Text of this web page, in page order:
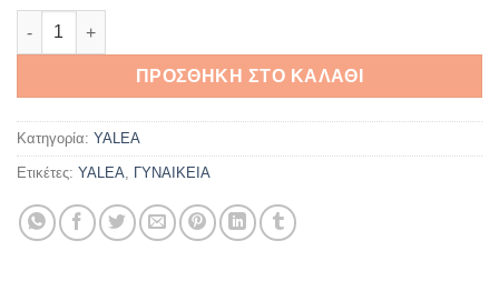
YALEA VYA004 0307 ποσότητα
ΠΡΟΣΘΉΚΗ ΣΤΟ ΚΑΛΆΘΙ
Κατηγορία: YALEA
Ετικέτες: YALEA, ΓΥΝΑΙΚΕΙΑ